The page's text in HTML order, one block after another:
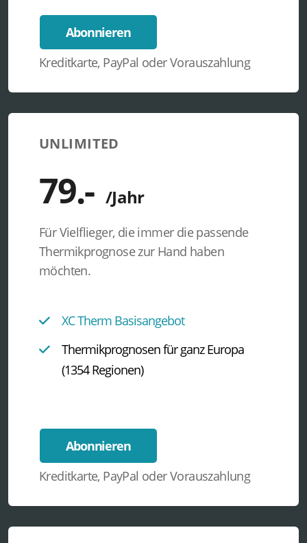
Abonnieren
Kreditkarte, PayPal oder Vorauszahlung
UNLIMITED
Für Vielflieger, die immer die passende
Thermikprognose zur Hand haben
möchten.
XC Therm Basisangebot
Thermikprognosen für ganz Europa
(1354 Regionen)
Abonnieren
Kreditkarte, PayPal oder Vorauszahlung